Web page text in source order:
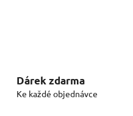
Dárek zdarma
Ke každé objednávce